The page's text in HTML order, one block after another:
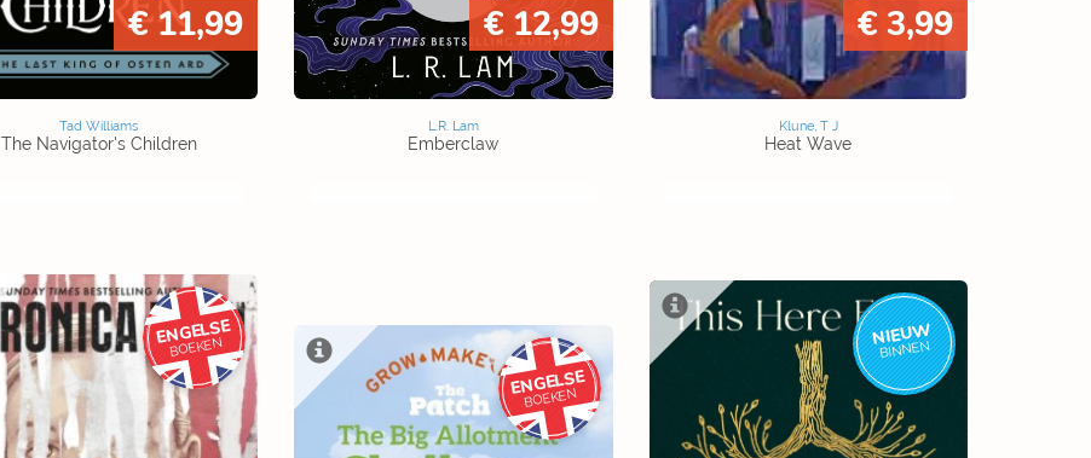
€ 11,99
Tad Williams
The Navigator's Children
€ 12,99
L.R. Lam
Emberclaw
€ 3,99
Klune, T J
Heat Wave
ENGELSE
BOEKEN
ENGELSE
BOEKEN
NIEUW
BINNEN